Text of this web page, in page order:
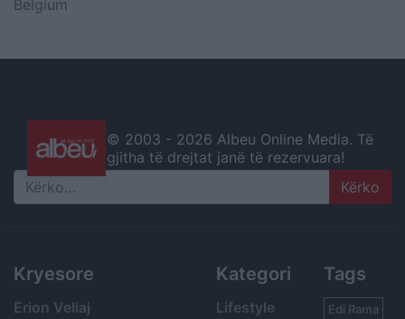
Belgium
© 2003 - 2026 Albeu Online Media. Të
gjitha të drejtat janë të rezervuara!
Search
Kryesore
Erion Veliaj
Kategori
Lifestyle
Tags
Edi Rama